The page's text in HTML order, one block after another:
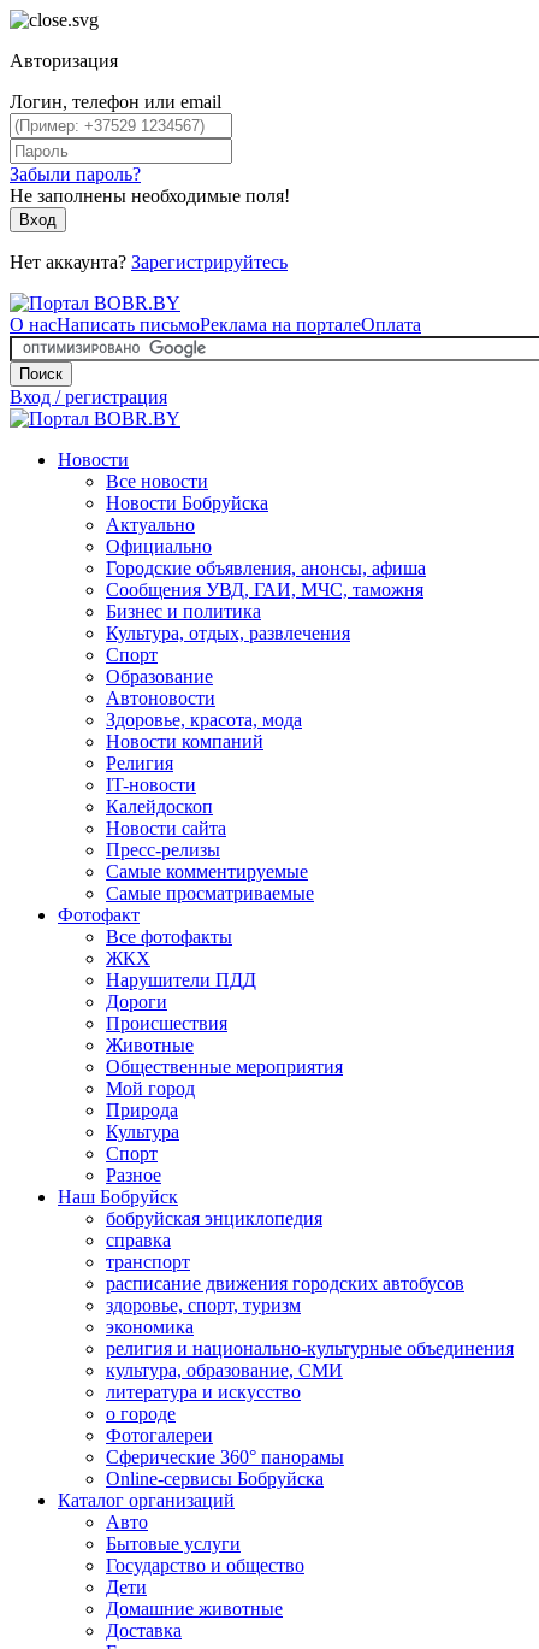
Авторизация
Логин, телефон или email
Забыли пароль?
Не заполнены необходимые поля!
Вход
Нет аккаунта? Зарегистрируйтесь
О насНаписать письмоРеклама на порталеОплата
Поиск
Вход / регистрация
Новости
Все новости
Новости Бобруйска
Актуально
Официально
Городские объявления, анонсы, афиша
Сообщения УВД, ГАИ, МЧС, таможня
Бизнес и политика
Культура, отдых, развлечения
Спорт
Образование
Автоновости
Здоровье, красота, мода
Новости компаний
Религия
IT-новости
Калейдоскоп
Новости сайта
Пресс-релизы
Самые комментируемые
Самые просматриваемые
Фотофакт
Все фотофакты
ЖКХ
Нарушители ПДД
Дороги
Происшествия
Животные
Общественные мероприятия
Мой город
Природа
Культура
Спорт
Разное
Наш Бобруйск
бобруйская энциклопедия
справка
транспорт
расписание движения городских автобусов
здоровье, спорт, туризм
экономика
религия и национально-культурные объединения
культура, образование, СМИ
литература и искусство
о городе
Фотогалереи
Сферические 360° панорамы
Online-сервисы Бобруйска
Каталог организаций
Авто
Бытовые услуги
Государство и общество
Дети
Домашние животные
Доставка